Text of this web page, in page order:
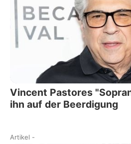
Vincent Pastores
ihn auf der Beerdigung
Artikel -